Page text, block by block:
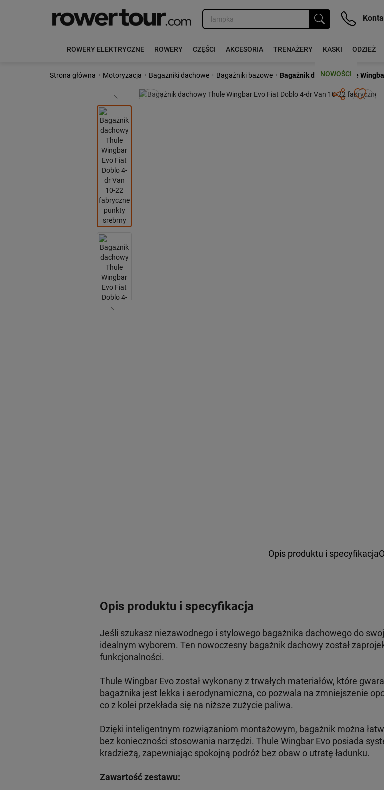
ROWERY ELEKTRYCZNE ROWERY CZĘŚCI AKCESORIA TRENAŻERY KASKI ODZIEŻ
NOWOŚCI
Strona główna › Motoryzacja › Bagażniki dachowe › Bagażniki bazowe › Bagażnik dachowy Thule
Poprzedni
Opis produktu i specyfikacja
Opis produktu i specyfikacja
Jeśli szukasz niezawodnego i stylowego bagażnika dachowego do
idealnym wyborem. Ten nowoczesny bagażnik dachowy został
funkcjonalności.
Thule Wingbar Evo został wykonany z trwałych materiałów, które
bagażnika jest lekka i aerodynamiczna, co pozwala na zmniejszenie
co z kolei przekłada się na niższe zużycie paliwa.
Dzięki inteligentnym rozwiązaniom montażowym, bagażnik można
bez konieczności stosowania narzędzi. Thule Wingbar Evo posiada
kradzieżą, zapewniając spokojną podróż bez obaw o utratę ładunku.
Zawartość zestawu: